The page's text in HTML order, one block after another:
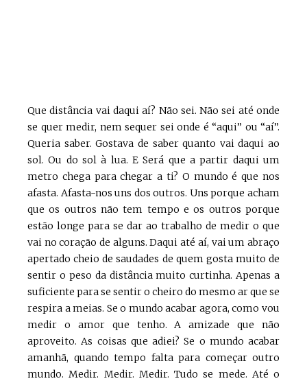
Que distância vai daqui aí? Não sei. Não sei até onde
se quer medir, nem sequer sei onde é “aqui” ou “aí”.
Queria saber. Gostava de saber quanto vai daqui ao
sol. Ou do sol à lua. E Será que a partir daqui um
metro chega para chegar a ti? O mundo é que nos
afasta. Afasta-nos uns dos outros. Uns porque acham
que os outros não tem tempo e os outros porque
estão longe para se dar ao trabalho de medir o que
vai no coração de alguns. Daqui até aí, vai um abraço
apertado cheio de saudades de quem gosta muito de
sentir o peso da distância muito curtinha. Apenas a
suficiente para se sentir o cheiro do mesmo ar que se
respira a meias. Se o mundo acabar agora, como vou
medir o amor que tenho. A amizade que não
aproveito. As coisas que adiei? Se o mundo acabar
amanhã, quando tempo falta para começar outro
mundo. Medir. Medir. Medir. Tudo se mede. Até o